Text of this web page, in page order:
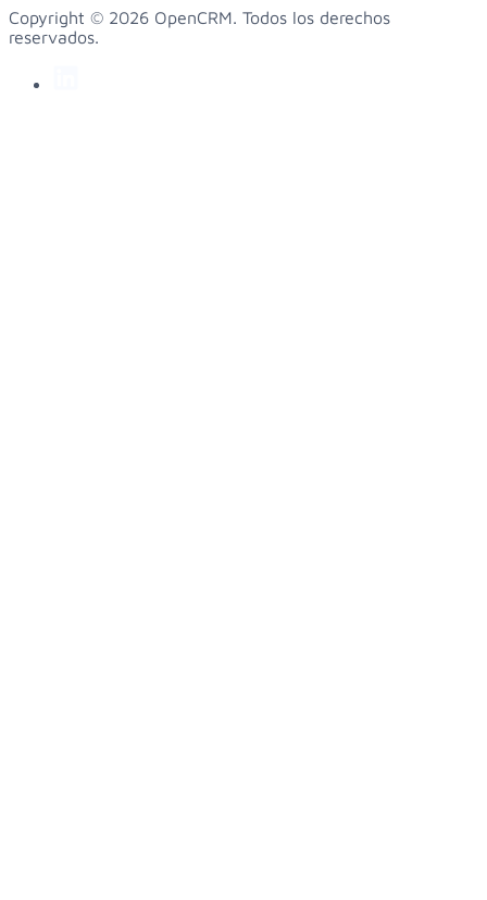
Copyright © 2026 OpenCRM. Todos los derechos
reservados.